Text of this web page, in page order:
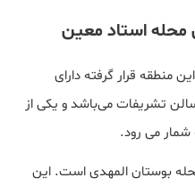
محله استاد معین
منطقه قرار گرفته دارای
تشریفات می‌باشد و یکی از
شمار می رود.
محله بوستان المهدی است. این